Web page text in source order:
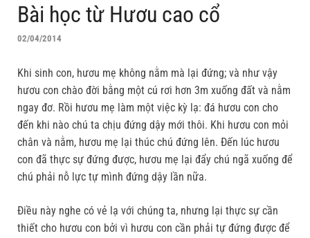
Bài học từ Hươu cao cổ
02/04/2014
Khi sinh con, hươu mẹ không nằm mà lại đứng; và như vậy
hươu con chào đời bằng một cú rơi hơn 3m xuống đất và nằm
ngay đơ. Rồi hươu mẹ làm một việc kỳ lạ: đá hươu con cho
đến khi nào chú ta chịu đứng dậy mới thôi. Khi hươu con mỏi
chân và nằm, hươu mẹ lại thúc chú đứng lên. Đến lúc hươu
con đã thực sự đứng được, hươu mẹ lại đẩy chú ngã xuống để
chú phải nỗ lực tự mình đứng dậy lần nữa.
Điều này nghe có vẻ lạ với chúng ta, nhưng lại thực sự cần
thiết cho hươu con bởi vì hươu con cần phải tự đứng được để